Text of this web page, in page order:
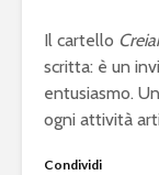
Il cartello
scritta: è un
entusiasmo.
ogni attività
Condividi